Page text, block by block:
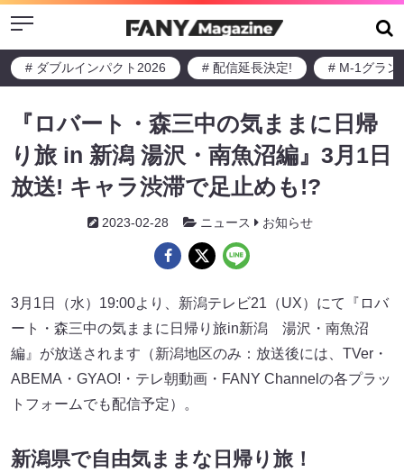
Menu
# ダブルインパクト2026 # 配信延長決定! # M-1グラン
『ロバート・森三中の気ままに日帰
り旅 in 新潟 湯沢・南魚沼編』3月1日
放送! キャラ渋滞で足止めも!?
2023-02-28 ニュース お知らせ
3月1日（水）19:00より、新潟テレビ21（UX）にて『ロバ
ート・森三中の気ままに日帰り旅in新潟 湯沢・南魚沼
編』が放送されます（新潟地区のみ：放送後には、TVer・
ABEMA・GYAO!・テレ朝動画・FANY Channelの各プラッ
トフォームでも配信予定）。
新潟県で自由気ままな日帰り旅！